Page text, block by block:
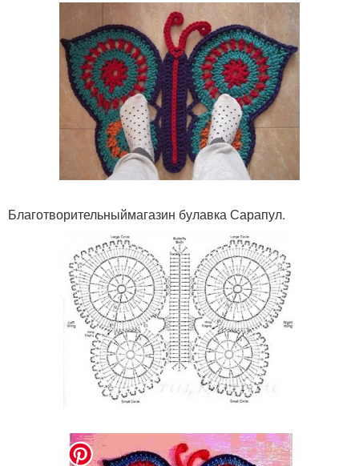
Благотворительныймагазин булавка Сарапул.